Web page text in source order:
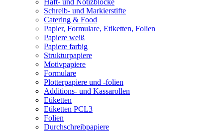
Haft- und Notizblöcke
Schreib- und Markierstifte
Catering & Food
Papier, Formulare, Etiketten, Folien
Papiere weiß
Papiere farbig
Strukturpapiere
Motivpapiere
Formulare
Plotterpapiere und -folien
Additions- und Kassarollen
Etiketten
Etiketten PCL3
Folien
Durchschreibpapiere